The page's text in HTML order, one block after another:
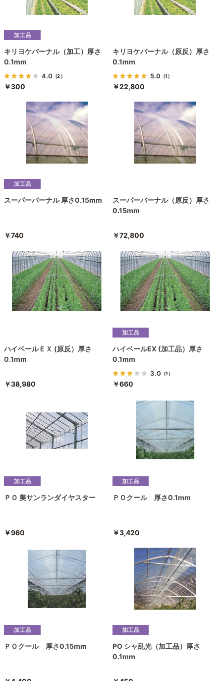
キリヨケバーナル（加工）厚さ
0.1mm
4.0 （2）
￥300
キリヨケバーナル（原反）厚さ
0.1mm
5.0 （1）
￥22,800
スーパーバーナル 厚さ0.15mm
￥740
スーパーバーナル（原反）厚さ
0.15mm
￥72,800
ハイベールＥＸ (原反）厚さ
0.1mm
￥38,980
ハイベールEX (加工品）厚さ
0.1mm
3.0 （1）
￥660
ＰＯ 美サンランダイヤスター
￥960
ＰＯクール 厚さ0.1mm
￥3,420
ＰＯクール 厚さ0.15mm
PO シャ乱光（加工品）厚さ
0.1mm